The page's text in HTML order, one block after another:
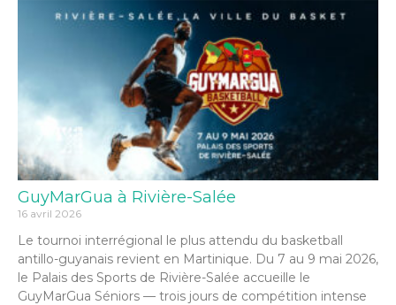
GuyMarGua à Rivière-Salée
16 avril 2026
Le tournoi interrégional le plus attendu du basketball
antillo-guyanais revient en Martinique. Du 7 au 9 mai 2026,
le Palais des Sports de Rivière-Salée accueille le
GuyMarGua Séniors — trois jours de compétition intense